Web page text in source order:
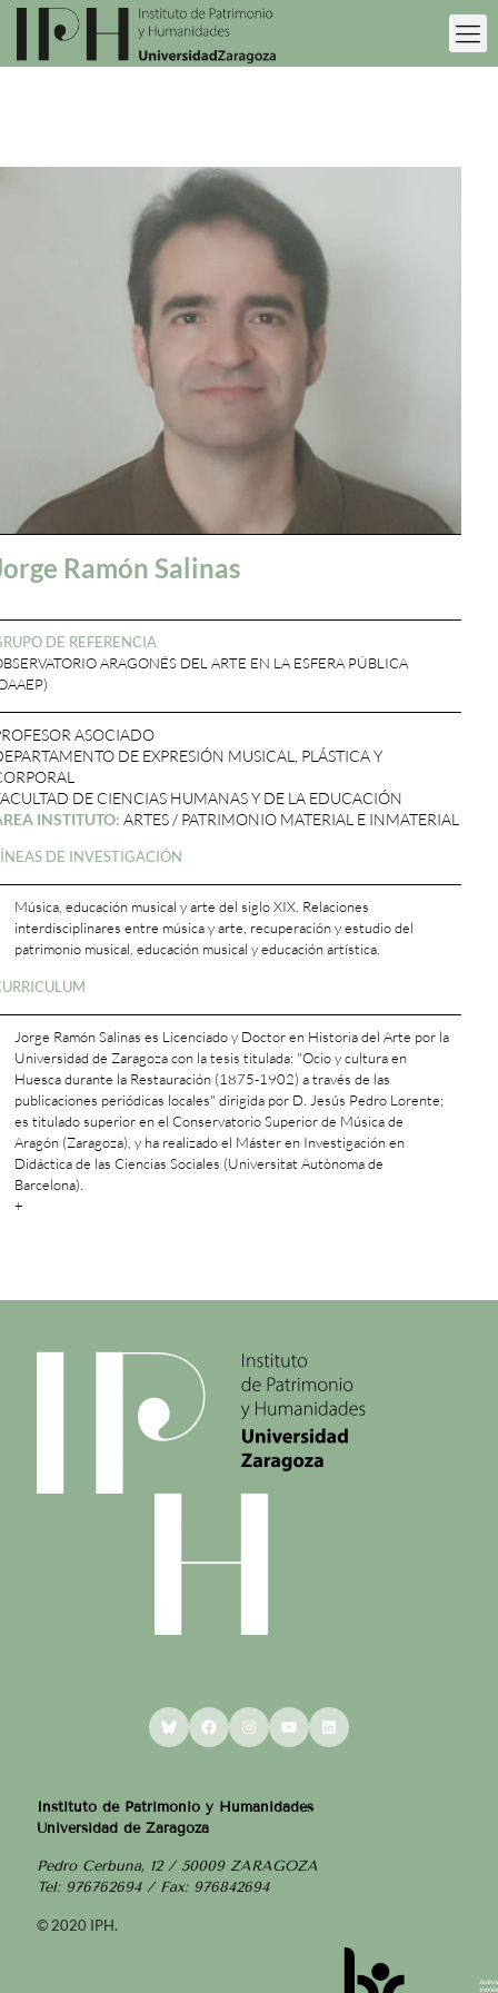
Ramón Salinas
DE REFERENCIA
ARAGONÉS DEL ARTE EN LA ESFERA PÚBLICA
ASOCIADO
DE EXPRESIÓN MUSICAL, PLÁSTICA Y
DE CIENCIAS HUMANAS Y DE LA EDUCACIÓN
INSTITUTO: ARTES / PATRIMONIO MATERIAL E INMATERIAL
DE INVESTIGACIÓN
Música, educación musical y arte del siglo XIX. Relaciones
interdisciplinares entre música y arte, recuperación y estudio del
patrimonio musical, educación musical y educación artística.
Jorge Ramón Salinas es Licenciado y Doctor en Historia del Arte por la
Universidad de Zaragoza con la tesis titulada: "Ocio y cultura en
Huesca durante la Restauración (1875-1902) a través de las
publicaciones periódicas locales" dirigida por D. Jesús Pedro Lorente;
es titulado superior en el Conservatorio Superior de Música de
Aragón (Zaragoza), y ha realizado el Máster en Investigación en
Didáctica de las Ciencias Sociales (Universitat Autònoma de
Barcelona).
+
BlueskyFacebookInstagram
YouTubeLinkedIn
Instituto de Patrimonio y Humanidades
Universidad de Zaragoza
Pedro Cerbuna, 12 / 50009 ZARAGOZA
Tel: 976762694 / Fax: 976842694
© 2020 IPH.